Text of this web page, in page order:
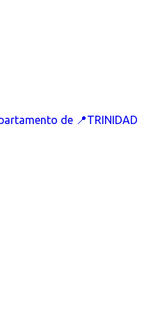
de 📍TRINIDAD